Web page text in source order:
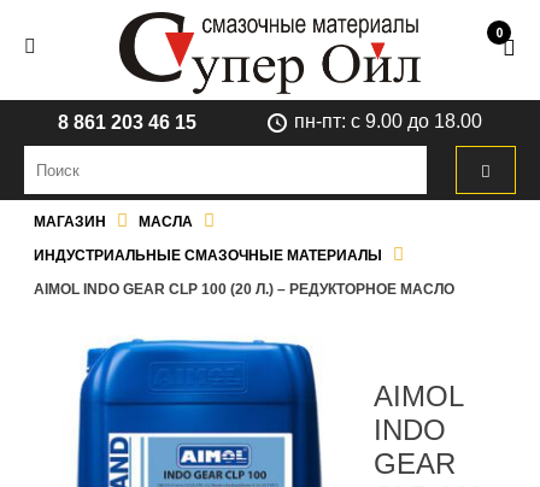
0
8 861 203 46 15 пн-пт: с 9.00 до 18.00
МАГАЗИН
МАСЛА
ИНДУСТРИАЛЬНЫЕ СМАЗОЧНЫЕ МАТЕРИАЛЫ
AIMOL INDO GEAR CLP 100 (20 Л.) – РЕДУКТОРНОЕ МАСЛО
AIMOL
INDO
GEAR